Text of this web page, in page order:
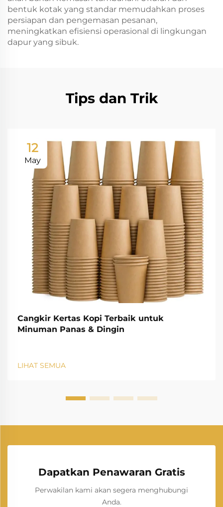
bentuk kotak yang standar memudahkan proses
persiapan dan pengemasan pesanan,
meningkatkan efisiensi operasional di lingkungan
dapur yang sibuk.
Tips dan Trik
12
May
Cangkir Kertas Kopi Terbaik untuk
Minuman Panas & Dingin
LIHAT SEMUA
Dapatkan Penawaran Gratis
Perwakilan kami akan segera menghubungi
Anda.